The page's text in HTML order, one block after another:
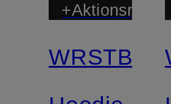
+Aktionsrabatt